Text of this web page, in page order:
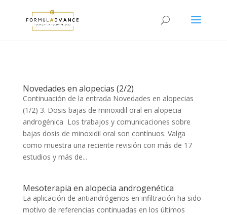
Novedades en alopecias (2/2)
Continuación de la entrada Novedades en alopecias
(1/2) 3. Dosis bajas de minoxidil oral en alopecia
androgénica Los trabajos y comunicaciones sobre
bajas dosis de minoxidil oral son contínuos. Valga
como muestra una reciente revisión con más de 17
estudios y más de...
Mesoterapia en alopecia androgenética
La aplicación de antiandrógenos en infiltración ha sido
motivo de referencias continuadas en los últimos